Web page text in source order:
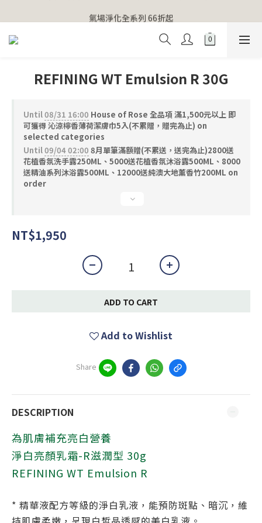
【官網獨家】首次消費 不限金額 即送 香遇熊超人行李吊牌
氣場淨化全系列 66折起
【官網獨家】首次消費 不限金額 即送 香遇熊超人行李吊牌
REFINING WT Emulsion R 30G
Until08/31 16:00 House of Rose 全品項 滿1,500元以上 即
可獲得 沁涼檸香薄荷潔膚巾5入(不累贈，贈完為止) on
selected categories
Until09/04 02:00 8月單筆滿額贈(不累送，送完為止)2800送
花植香氛洗手露250ML、5000送花植香氛沐浴露500ML、8000
送精油系列沐浴露500ML、12000送純澳大地薰香竹200ML on
order
NT$1,950
ADD TO CART
Add to Wishlist
Share
DESCRIPTION
為肌膚補充亮白營養
淨白亮顏乳霜-R滋潤型 30g
REFINING WT Emulsion R
* 精華液配方等級的淨白乳液，能預防斑點、暗沉，維